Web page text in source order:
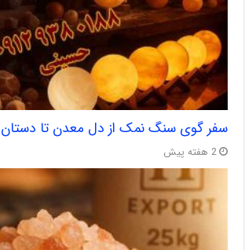
سفر گوی سنگ نمک از دل معدن تا
2 هفته پیش